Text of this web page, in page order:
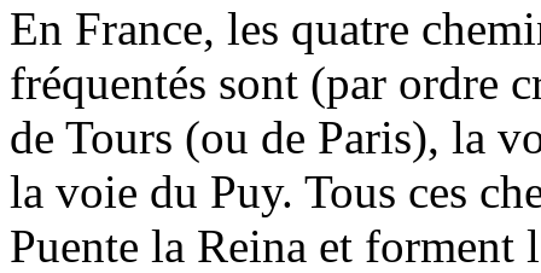
En France, les quatre
fréquentés sont (par ordre
de Tours (ou de Paris), la
la voie du Puy. Tous ces
Puente la Reina et forment